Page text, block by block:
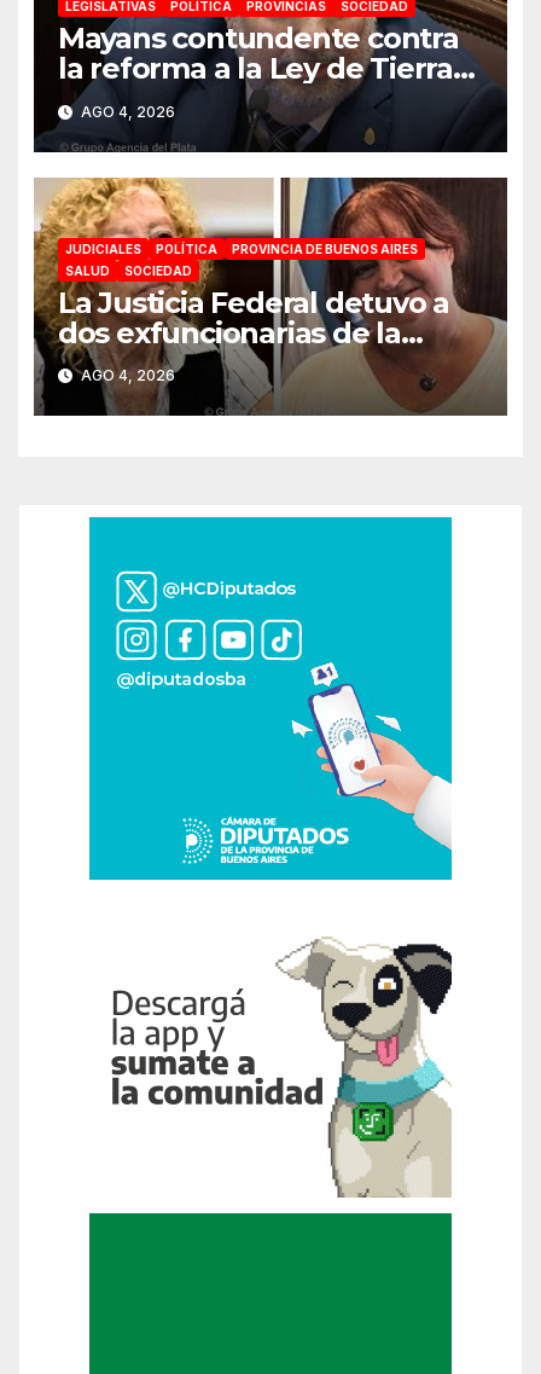
LEGISLATIVAS POLÍTICA PROVINCIAS SOCIEDAD
Mayans contundente contra
la reforma a la Ley de Tierras:
«Esta ley vende el país»
AGO 4, 2026
JUDICIALES POLÍTICA
PROVINCIA DE BUENOS AIRES
SALUD
SOCIEDAD
La Justicia Federal detuvo a
dos exfuncionarias de la
ANMAT y el INAME por la
causa del fentanilo
contaminado
AGO 4, 2026